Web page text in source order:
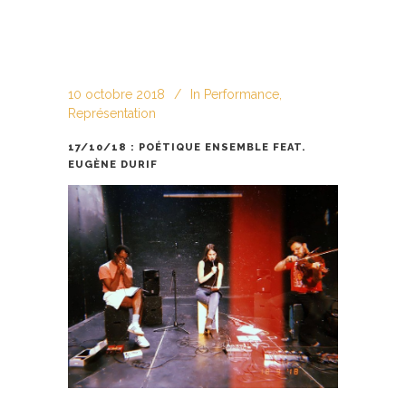
10 octobre 2018 In Performance,
Représentation
17/10/18 : POÉTIQUE ENSEMBLE FEAT.
EUGÈNE DURIF